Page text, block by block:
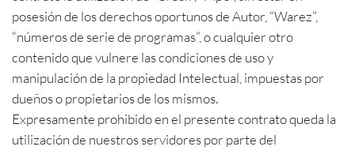
posesión de los derechos oportunos de Autor, “Warez”,
“números de serie de programas”, o cualquier otro
contenido que vulnere las condiciones de uso y
manipulación de la propiedad Intelectual, impuestas por
dueños o propietarios de los mismos.
Expresamente prohibido en el presente contrato queda la
utilización de nuestros servidores por parte del